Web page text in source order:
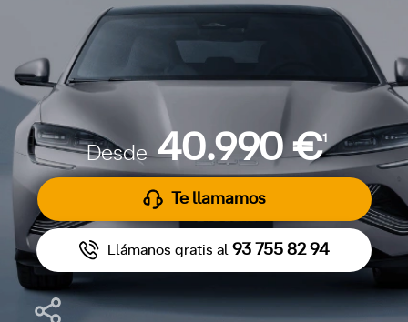
Desde40.990 €1
Te llamamos
Llámanos gratis al 93 755 82 94